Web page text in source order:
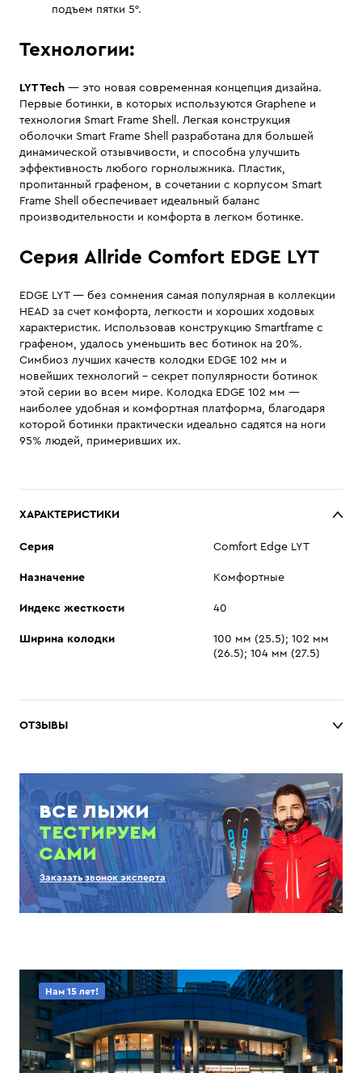
подъем пятки 5°.
Технологии:
LYT Tech — это новая современная концепция дизайна.
Первые ботинки, в которых используются Graphene и
технология Smart Frame Shell. Легкая конструкция
оболочки Smart Frame Shell разработана для большей
динамической отзывчивости, и способна улучшить
эффективность любого горнолыжника. Пластик,
пропитанный графеном, в сочетании с корпусом Smart
Frame Shell обеспечивает идеальный баланс
производительности и комфорта в легком ботинке.
Серия Allride Comfort EDGE LYT
EDGE LYT — без сомнения самая популярная в коллекции
HEAD за счет комфорта, легкости и хороших ходовых
характеристик. Использовав конструкцию Smartframe с
графеном, удалось уменьшить вес ботинок на 20%.
Симбиоз лучших качеств колодки EDGE 102 мм и
новейших технологий - секрет популярности ботинок
этой серии во всем мире. Колодка EDGE 102 мм —
наиболее удобная и комфортная платформа, благодаря
которой ботинки практически идеально садятся на ноги
95% людей, примеривших их.
ХАРАКТЕРИСТИКИ
Cерия Comfort Edge LYT
Назначение Комфортные
Индекс жесткости 40
Ширина колодки
100 мм (25.5); 102 мм
(26.5); 104 мм (27.5)
ОТЗЫВЫ
ВСЕ ЛЫЖИ
ТЕСТИРУЕМ
САМИ
Заказать звонок эксперта
Нам 15 лет!